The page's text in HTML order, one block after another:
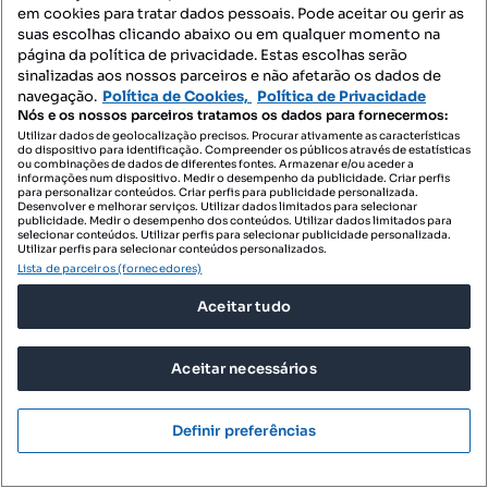
140 000 €4053,27 €/m²
Apartamento T0 novo no Centro de Estarreja
Rua Doutor Souto Alves, Avanca, Estarreja, Aveiro
T0
Preço por metro quadrado
34.54 m² 2 andar
em cookies para tratar dados pessoais. Pode aceitar ou gerir as
suas escolhas clicando abaixo ou em qualquer momento na
página da política de privacidade. Estas escolhas serão
sinalizadas aos nossos parceiros e não afetarão os dados de
navegação. Política de Cookies, Política de Privacidade
Nós e os nossos parceiros tratamos os dados para fornecermos:
Utilizar dados de geolocalização precisos. Procurar ativamente as características
do dispositivo para identificação. Compreender os públicos através de estatísticas
ou combinações de dados de diferentes fontes. Armazenar e/ou aceder a
informações num dispositivo. Medir o desempenho da publicidade. Criar perfis
para personalizar conteúdos. Criar perfis para publicidade personalizada.
Desenvolver e melhorar serviços. Utilizar dados limitados para selecionar
publicidade. Medir o desempenho dos conteúdos. Utilizar dados limitados para
selecionar conteúdos. Utilizar perfis para selecionar publicidade personalizada.
Utilizar perfis para selecionar conteúdos personalizados.
Lista de parceiros (fornecedores)
Aceitar tudo
Aceitar necessários
Definir preferências